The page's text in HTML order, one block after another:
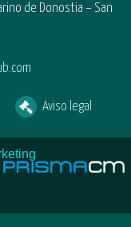
de Donostia – San
Aviso legal